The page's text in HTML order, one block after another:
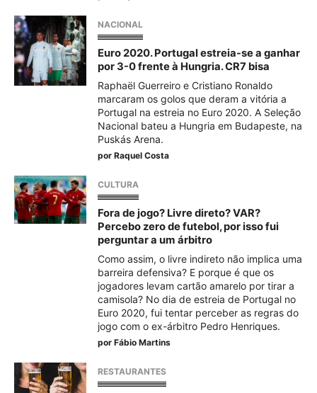
NACIONAL
Euro 2020. Portugal estreia-se a ganhar
por 3-0 frente à Hungria. CR7 bisa
Raphaël Guerreiro e Cristiano Ronaldo
marcaram os golos que deram a vitória a
Portugal na estreia no Euro 2020. A Seleção
Nacional bateu a Hungria em Budapeste, na
Puskás Arena.
por Raquel Costa
CULTURA
Fora de jogo? Livre direto? VAR?
Percebo zero de futebol, por isso fui
perguntar a um árbitro
Como assim, o livre indireto não implica uma
barreira defensiva? E porque é que os
jogadores levam cartão amarelo por tirar a
camisola? No dia de estreia de Portugal no
Euro 2020, fui tentar perceber as regras do
jogo com o ex-árbitro Pedro Henriques.
por Fábio Martins
RESTAURANTES